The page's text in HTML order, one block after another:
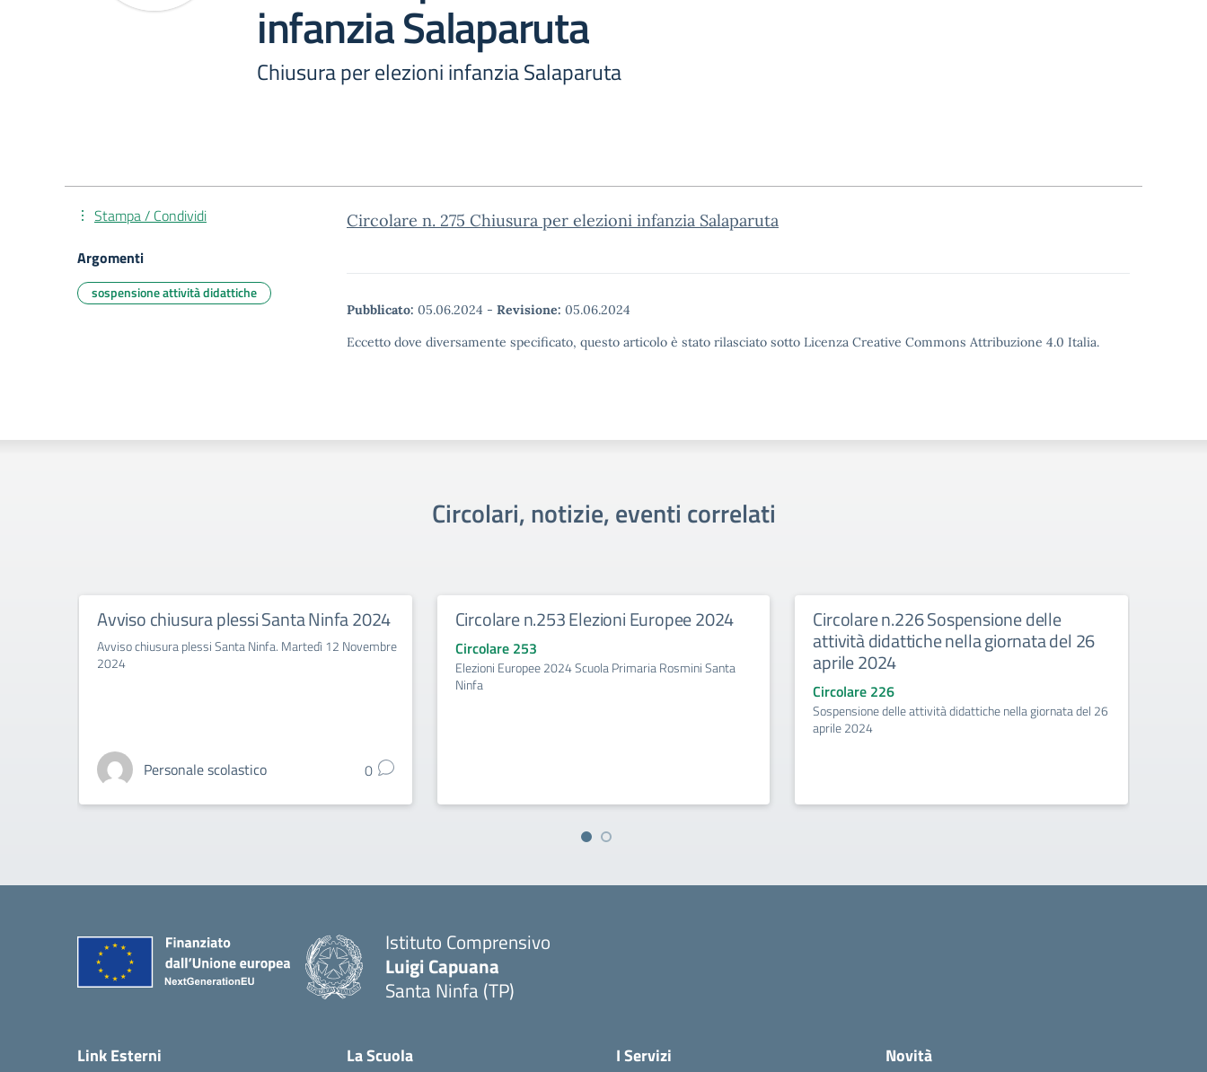
infanzia Salaparuta
Chiusura per elezioni infanzia Salaparuta
Circolare n. 275 Chiusura per elezioni infanzia Salaparuta
Pubblicato: 05.06.2024 - Revisione: 05.06.2024
Eccetto dove diversamente specificato, questo articolo è stato rilasciato sotto Licenza Creative Commons Attribuzione 4.0 Italia.
Stampa / Condividi
Argomenti
sospensione attività didattiche
Circolari, notizie, eventi correlati
Avviso chiusura plessi Santa Ninfa 2024
Avviso chiusura plessi Santa Ninfa. Martedì 12 Novembre
2024
Personale scolastico 0
Circolare n.253 Elezioni Europee 2024
Circolare 253
Elezioni Europee 2024 Scuola Primaria Rosmini Santa
Ninfa
Circolare n.226 Sospensione delle
attività didattiche nella giornata del 26
aprile 2024
Circolare 226
Sospensione delle attività didattiche nella giornata del 26
aprile 2024
Istituto Comprensivo
Luigi Capuana
Santa Ninfa (TP)
Link Esterni La Scuola I Servizi Novità